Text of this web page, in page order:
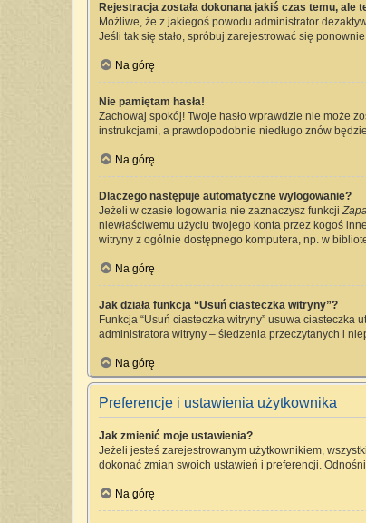
Rejestracja została dokonana jakiś czas temu, ale
Możliwe, że z jakiegoś powodu administrator
Jeśli tak się stało, spróbuj zarejestrować się
Na górę
Nie pamiętam hasła!
Zachowaj spokój! Twoje hasło wprawdzie nie może
instrukcjami, a prawdopodobnie niedługo znów
Na górę
Dlaczego następuje automatyczne wylogowanie?
Jeżeli w czasie logowania nie zaznaczysz funkcji
niewłaściwemu użyciu twojego konta przez kogoś
witryny z ogólnie dostępnego komputera, np. w
Na górę
Jak działa funkcja “Usuń ciasteczka witryny”?
Funkcja “Usuń ciasteczka witryny” usuwa
administratora witryny – śledzenia przeczytanych i
Na górę
Preferencje i ustawienia użytkownika
Jak zmienić moje ustawienia?
Jeżeli jesteś zarejestrowanym użytkownikiem,
dokonać zmian swoich ustawień i preferencji.
Na górę